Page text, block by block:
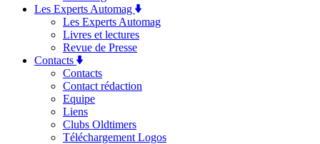
Les Experts Automag
Les Experts Automag
Livres et lectures
Revue de Presse
Contacts
Contacts
Contact rédaction
Equipe
Liens
Clubs Oldtimers
Téléchargement Logos